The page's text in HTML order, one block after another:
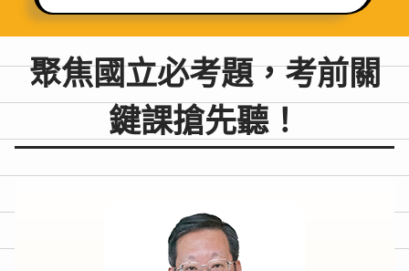
聚焦國立必考題，考前關
鍵課搶先聽！